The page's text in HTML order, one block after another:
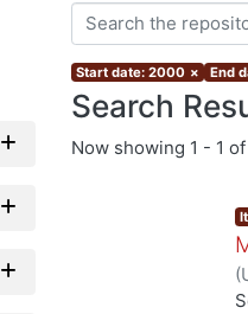
Start date: 2000 × End
Search
Now showing 1 - 1 of
(